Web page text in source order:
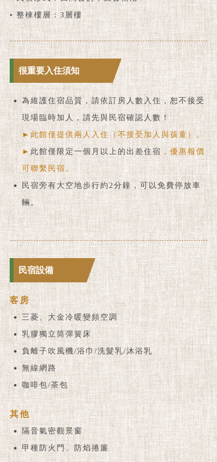
• 整棟樓層：3層樓
很重要入住須知
為維護住宿品質，請依訂房人數入住，恕不接受
現場臨時加人，請先與民宿確認人數！
►此館僅提供兩人入住（不接受加人與孩童）。
►此館僅限定一個月以上的出差住宿，優惠報價
可聯繫民宿。
民宿旁有大空地步行約2分鐘，可以免費停放車
輛。
民宿設備
客房
三菱、大金冷暖變頻空調
乳膠獨立筒彈簧床
負離子吹風機/浴巾/洗髮乳/沐浴乳
無線網路
咖啡包/茶包
其他
隔音氣密觀景窗
甲種防火門、防焰捲簾